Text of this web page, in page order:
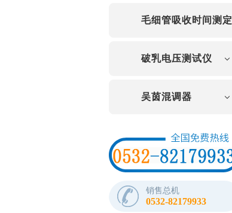
毛细管吸收时间测定
仪
破乳电压测试仪
吴茵混调器
销售总机
0532-82179933